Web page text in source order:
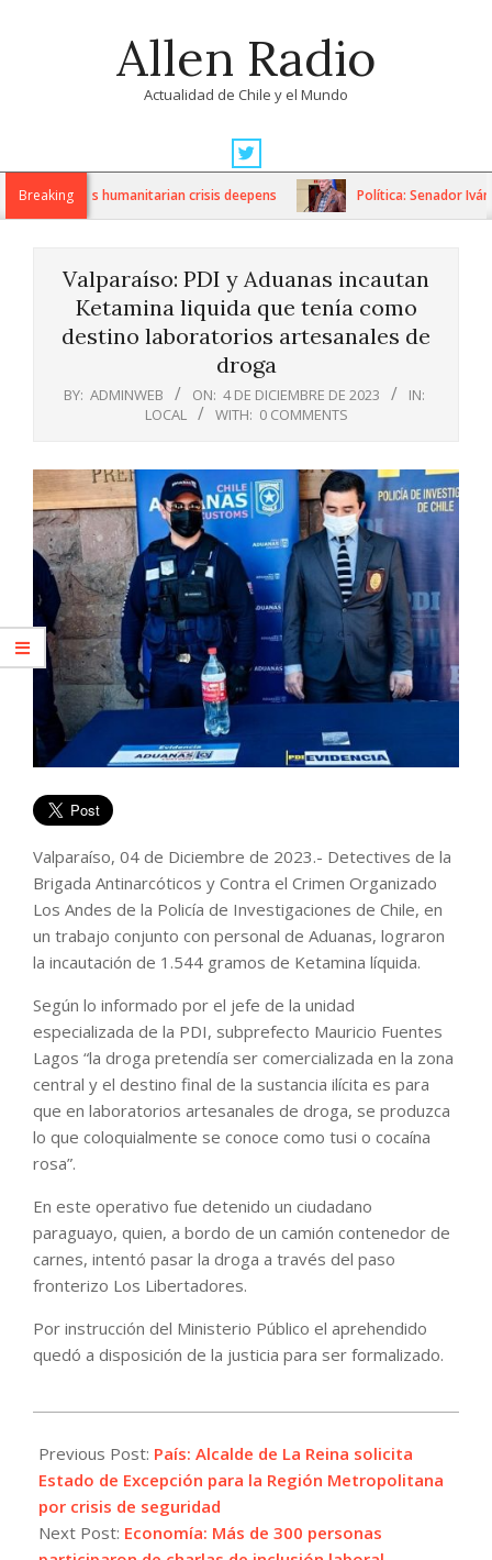
Allen Radio
Actualidad de Chile y el Mundo
Navigation
MenuBreakingas humanitarian crisis deepens Política: Senador Iván
Valparaíso: PDI y Aduanas incautan
Ketamina liquida que tenía como
destino laboratorios artesanales de
droga
BY: ADMINWEB ON: 4 DE DICIEMBRE DE 2023
IN:
LOCAL
WITH: 0 COMMENTS
Valparaíso, 04 de Diciembre de 2023.- Detectives de la
Brigada Antinarcóticos y Contra el Crimen Organizado
Los Andes de la Policía de Investigaciones de Chile, en
un trabajo conjunto con personal de Aduanas, lograron
la incautación de 1.544 gramos de Ketamina líquida.
Según lo informado por el jefe de la unidad
especializada de la PDI, subprefecto Mauricio Fuentes
Lagos “la droga pretendía ser comercializada en la zona
central y el destino final de la sustancia ilícita es para
que en laboratorios artesanales de droga, se produzca
lo que coloquialmente se conoce como tusi o cocaína
rosa”.
En este operativo fue detenido un ciudadano
paraguayo, quien, a bordo de un camión contenedor de
carnes, intentó pasar la droga a través del paso
fronterizo Los Libertadores.
Por instrucción del Ministerio Público el aprehendido
quedó a disposición de la justicia para ser formalizado.
12-
04
Previous Post: País: Alcalde de La Reina solicita
Estado de Excepción para la Región Metropolitana
por crisis de seguridad
Next Post: Economía: Más de 300 personas